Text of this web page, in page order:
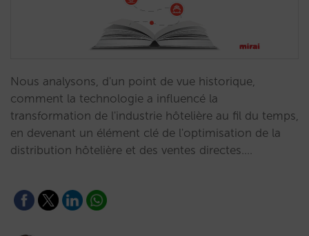
Nous analysons, d'un point de vue historique,
comment la technologie a influencé la
transformation de l'industrie hôtelière au fil du temps,
en devenant un élément clé de l'optimisation de la
distribution hôtelière et des ventes directes.…